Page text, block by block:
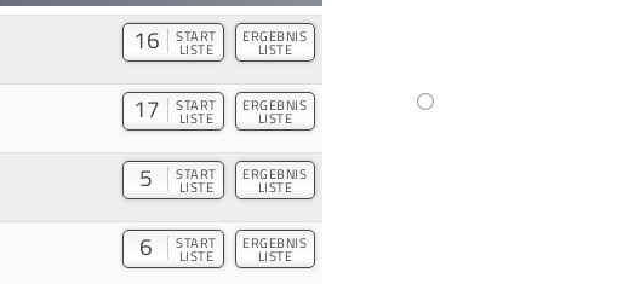
16 START
LISTE
ERGEBNIS
LISTE
17 START
LISTE
ERGEBNIS
LISTE
5 START
LISTE
ERGEBNIS
LISTE
6 START
LISTE
ERGEBNIS
LISTE